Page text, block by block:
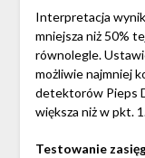
Interpretacja
mniejsza niż 50%
równolegle.
możliwie najmniej
detektorów Pieps
większa niż w pkt.
Testowanie